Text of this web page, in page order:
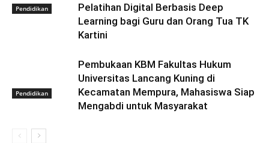
Pendidikan
Pelatihan Digital Berbasis Deep
Learning bagi Guru dan Orang Tua TK
Kartini
Pendidikan
Pembukaan KBM Fakultas Hukum
Universitas Lancang Kuning di
Kecamatan Mempura, Mahasiswa Siap
Mengabdi untuk Masyarakat